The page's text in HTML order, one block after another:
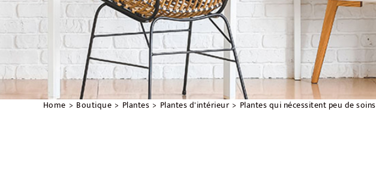
Home Boutique Plantes Plantes d'intérieur Plantes qui nécessitent peu de soins